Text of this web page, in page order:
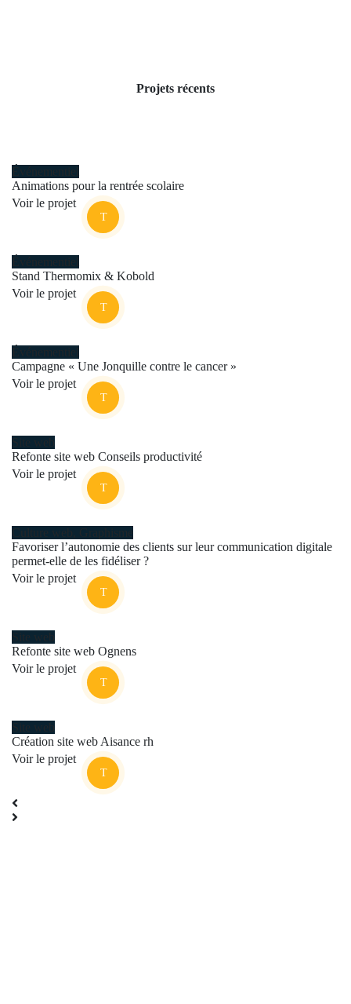
Projets récents
Animations pour la rentrée scolaire
Voir le projet
Stand Thermomix & Kobold
Voir le projet
Campagne « Une Jonquille contre le cancer »
Voir le projet
Refonte site web Conseils productivité
Voir le projet
Favoriser l’autonomie des clients sur leur communication digitale
permet-elle de les fidéliser ?
Voir le projet
Refonte site web Ognens
Voir le projet
Création site web Aisance rh
Voir le projet